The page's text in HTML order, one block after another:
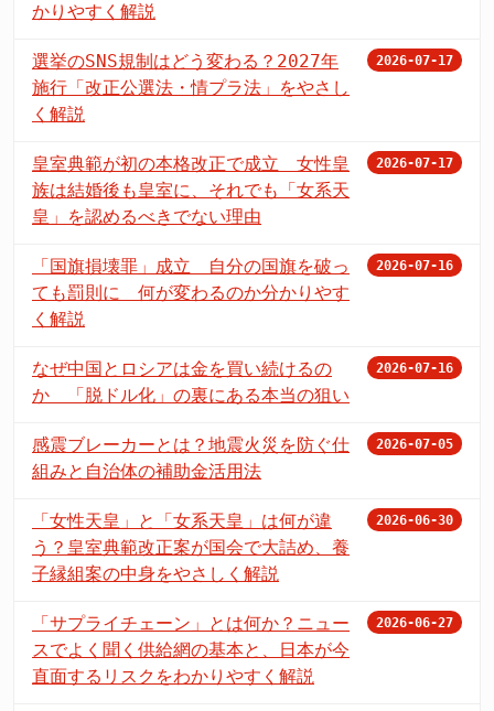
かりやすく解説
選挙のSNS規制はどう変わる？2027年
施行「改正公選法・情プラ法」をやさし
く解説
2026-07-17
皇室典範が初の本格改正で成立 女性皇
族は結婚後も皇室に、それでも「女系天
皇」を認めるべきでない理由
2026-07-17
「国旗損壊罪」成立 自分の国旗を破っ
ても罰則に 何が変わるのか分かりやす
く解説
2026-07-16
なぜ中国とロシアは金を買い続けるの
か 「脱ドル化」の裏にある本当の狙い
2026-07-16
感震ブレーカーとは？地震火災を防ぐ仕
組みと自治体の補助金活用法
2026-07-05
「女性天皇」と「女系天皇」は何が違
う？皇室典範改正案が国会で大詰め、養
子縁組案の中身をやさしく解説
2026-06-30
「サプライチェーン」とは何か？ニュー
スでよく聞く供給網の基本と、日本が今
直面するリスクをわかりやすく解説
2026-06-27